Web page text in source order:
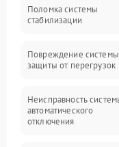
Электропитание
Механика
Поломка системы
стабилизации
Повреждение системы
защиты от перегрузок
Неисправность
автоматического
отключения